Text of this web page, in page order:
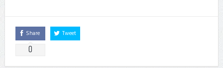
Share
0
Tweet